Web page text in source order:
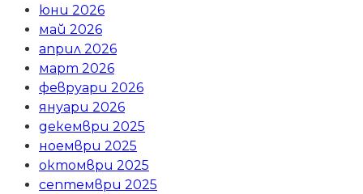
юни 2026
май 2026
април 2026
март 2026
февруари 2026
януари 2026
декември 2025
ноември 2025
октомври 2025
септември 2025